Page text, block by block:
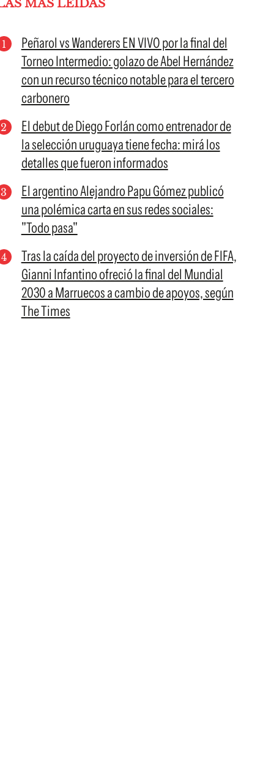
MÁS LEÍDAS
Peñarol vs Wanderers EN VIVO por la final del
Torneo Intermedio: golazo de Abel Hernández
con un recurso técnico notable para el tercero
carbonero
El debut de Diego Forlán como entrenador de
la selección uruguaya tiene fecha: mirá los
detalles que fueron informados
El argentino Alejandro Papu Gómez publicó
una polémica carta en sus redes sociales:
"Todo pasa"
Tras la caída del proyecto de inversión de FIFA,
Gianni Infantino ofreció la final del Mundial
2030 a Marruecos a cambio de apoyos, según
The Times